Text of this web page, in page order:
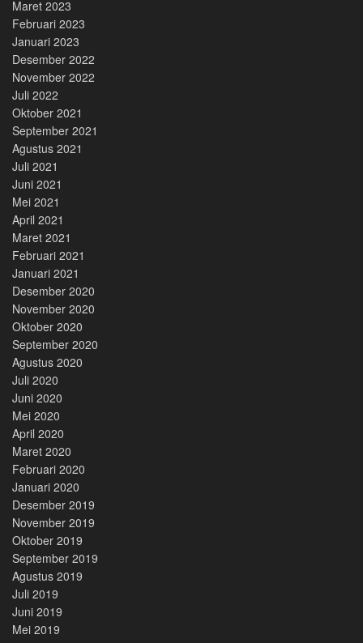
Maret 2023
Februari 2023
Januari 2023
Desember 2022
November 2022
Juli 2022
Oktober 2021
September 2021
Agustus 2021
Juli 2021
Juni 2021
Mei 2021
April 2021
Maret 2021
Februari 2021
Januari 2021
Desember 2020
November 2020
Oktober 2020
September 2020
Agustus 2020
Juli 2020
Juni 2020
Mei 2020
April 2020
Maret 2020
Februari 2020
Januari 2020
Desember 2019
November 2019
Oktober 2019
September 2019
Agustus 2019
Juli 2019
Juni 2019
Mei 2019